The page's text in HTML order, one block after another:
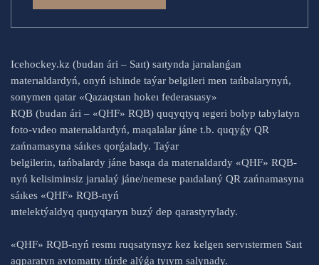
Icehockey.kz (budan ári – Saıt) saıtynda jarıalanǵan
materıaldardyń, onyń ishinde taýar belgileri men tańbalarynyń,
sonymen qatar «Qazaqstan hokeı federasıasy»
RQB (budan ári – «QHF» RQB) quqyqtyq ıegeri bolyp tabylatyn
foto-vıdeo materıaldardyń, maqalalar jáne t.b. quqyǵy QR
zańnamasyna sáıkes qorǵalady. Taýar
belgilerin, tańbalardy jáne basqa da materıaldardy «QHF» RQB-
nyń kelisiminsiz jarıalaý jáne/nemese paıdalaný QR zańnamasyna
sáıkes «QHF» RQB-nyń
ıntelektýaldyq quqyqtaryn buzý dep qarastyrylady.
«QHF» RQB-nyń resmı ruqsatynsyz kez kelgen servıstermen Saıt
aqparatyn avtomatty túrde alýǵa tyıym salynady.